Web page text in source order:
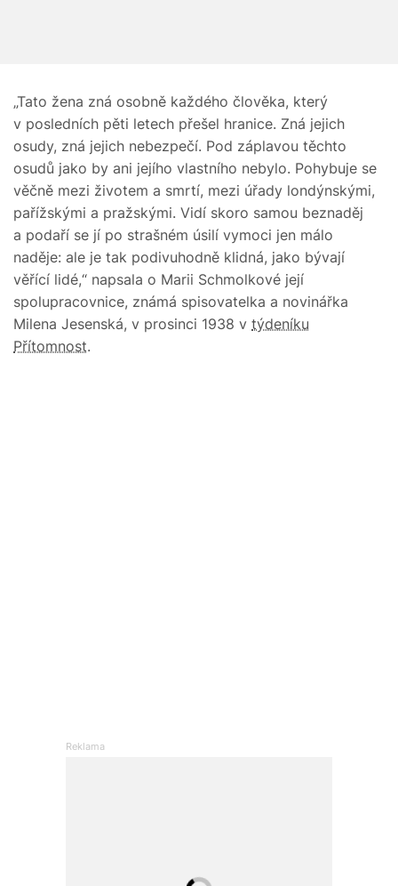
„Tato žena zná osobně každého člověka, který
v posledních pěti letech přešel hranice. Zná jejich
osudy, zná jejich nebezpečí. Pod záplavou těchto
osudů jako by ani jejího vlastního nebylo. Pohybuje se
věčně mezi životem a smrtí, mezi úřady londýnskými,
pařížskými a pražskými. Vidí skoro samou beznaděj
a podaří se jí po strašném úsilí vymoci jen málo
naděje: ale je tak podivuhodně klidná, jako bývají
věřící lidé,“ napsala o Marii Schmolkové její
spolupracovnice, známá spisovatelka a novinářka
Milena Jesenská, v prosinci 1938 v týdeníku
Přítomnost.